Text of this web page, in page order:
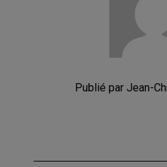
Publié par Jean-